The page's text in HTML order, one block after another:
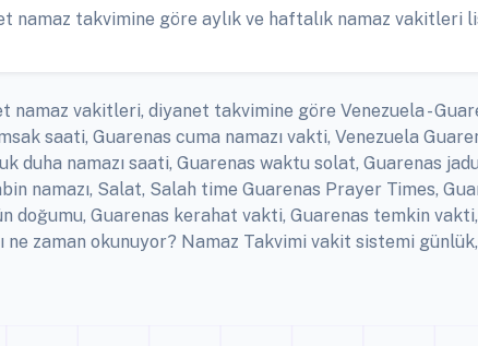
namaz takvimine göre aylık ve haftalık namaz vakitleri
namaz vakitleri, diyanet takvimine göre Venezuela -
saati, Guarenas cuma namazı vakti, Venezuela
duha namazı saati, Guarenas waktu solat, Guarenas
namazı, Salat, Salah time Guarenas Prayer Times,
doğumu, Guarenas kerahat vakti, Guarenas temkin
ne zaman okunuyor? Namaz Takvimi vakit sistemi